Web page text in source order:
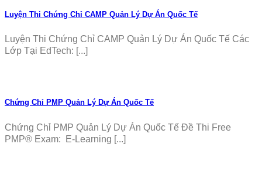
Luyện Thi Chứng Chỉ CAMP Quản Lý Dự Án Quốc Tế
Luyện Thi Chứng Chỉ CAMP Quản Lý Dự Án Quốc Tế Các
Lớp Tại EdTech: [...]
Chứng Chỉ PMP Quản Lý Dự Án Quốc Tế
Chứng Chỉ PMP Quản Lý Dự Án Quốc Tế Đề Thi Free
PMP® Exam: E-Learning [...]